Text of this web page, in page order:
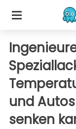
und
senken